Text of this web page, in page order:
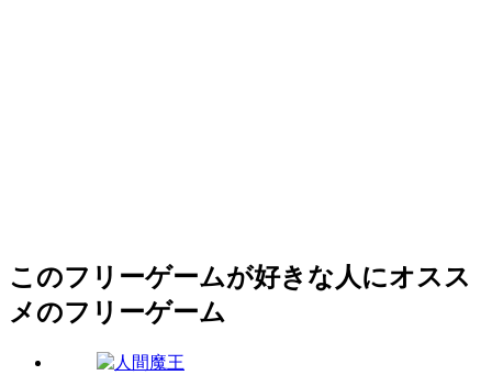
このフリーゲームが好きな人にオスス
メのフリーゲーム